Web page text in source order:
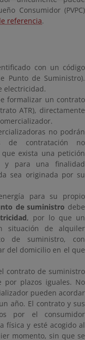
Consumidor (PVPC)
referencia.
con un código
Punto de Suministro).
electricidad.
formalizar un contrato
ATR), directamente
no podrán
de contratación no
exista una petición
y para una finalidad
sea originada por su
para su propio
de suministro debe
, por lo que un
situación de alquiler
de suministro, con
del domicilio en el que
contrato de suministro
por plazos iguales. No
pueden acordar
año. El contrato y sus
por el consumidor
física y esté acogido al
momento, sin que se